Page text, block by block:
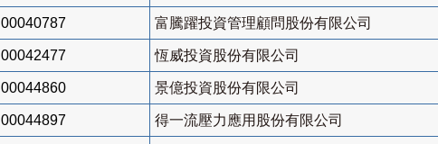
00040787 富騰躍投資管理顧問股份有限公司
00042477 恆威投資股份有限公司
00044860 景億投資股份有限公司
00044897 得一流壓力應用股份有限公司